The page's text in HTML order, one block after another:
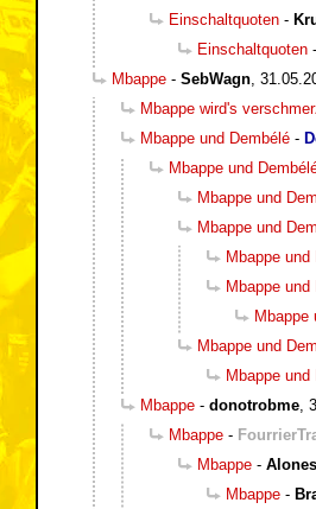
Einschaltquoten -
Einschaltquoten -
Mbappe - SebWagn
Mbappe wird's
Mbappe und Dembélé -
Mbappe und
Mbappe und
Mbappe und
Mbappe und
Mbappe und
Mbappe
Mbappe und
Mbappe und
Mbappe - donotrobme
Mbappe -
Mbappe - Alones
Mbappe -